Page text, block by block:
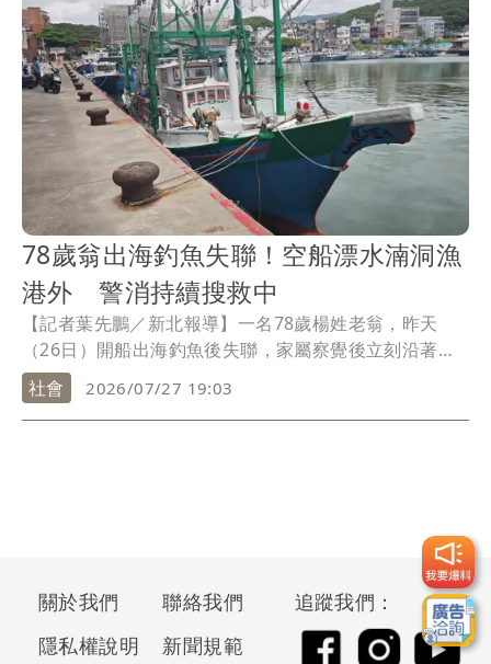
78歲翁出海釣魚失聯！空船漂水湳洞漁
港外 警消持續搜救中
【記者葉先鵬／新北報導】一名78歲楊姓老翁，昨天
（26日）開船出海釣魚後失聯，家屬察覺後立刻沿著海
岸尋找，並於晚間9時許於水湳洞漁港外發現楊翁駕駛的
船隻，但上面卻無人，截至今天（27日）警消、岸巡隊
仍未尋獲，預計明天繼續搜救。
社會 2026/07/27 19:03
關於我們
聯絡我們
隱私權說明
新聞規範
追蹤我們：